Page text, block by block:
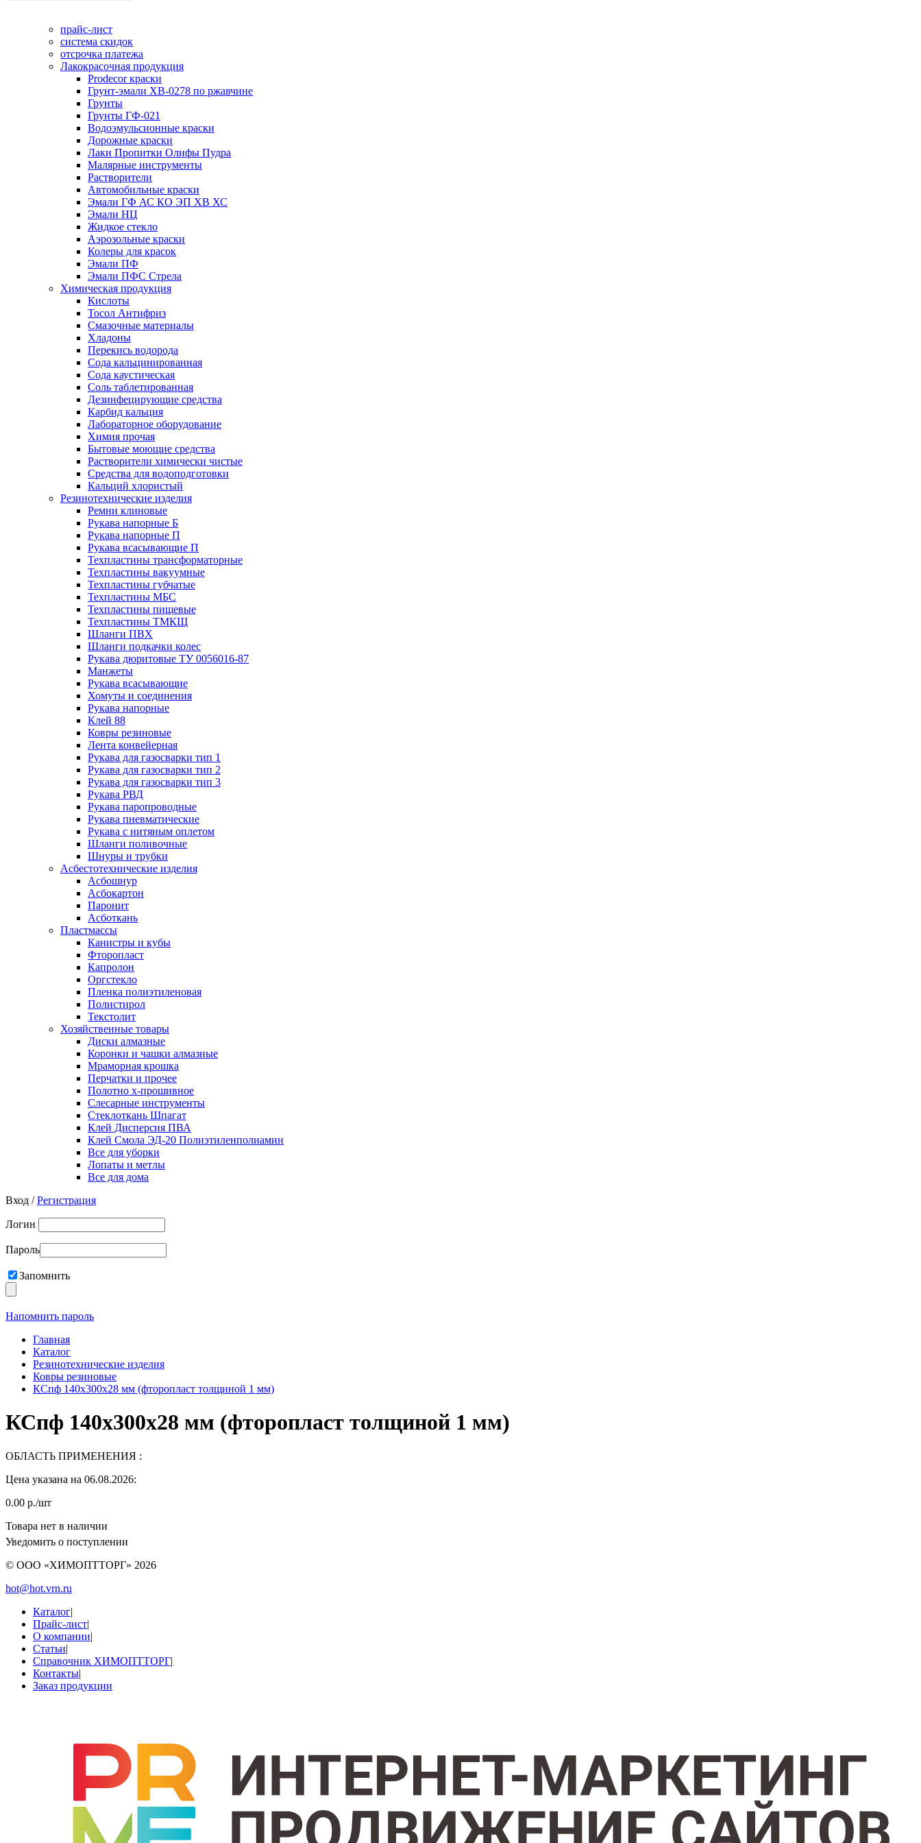
прайс-лист
система скидок
отсрочка платежа
Лакокрасочная продукция
Prodecor краски
Грунт-эмали ХВ-0278 по ржавчине
Грунты
Грунты ГФ-021
Водоэмульсионные краски
Дорожные краски
Лаки Пропитки Олифы Пудра
Малярные инструменты
Растворители
Автомобильные краски
Эмали ГФ АС КО ЭП ХВ ХС
Эмали НЦ
Жидкое стекло
Аэрозольные краски
Колеры для красок
Эмали ПФ
Эмали ПФС Стрела
Химическая продукция
Кислоты
Тосол Антифриз
Смазочные материалы
Хладоны
Перекись водорода
Сода кальцинированная
Сода каустическая
Соль таблетированная
Дезинфецирующие средства
Карбид кальция
Лабораторное оборудование
Химия прочая
Бытовые моющие средства
Растворители химически чистые
Средства для водоподготовки
Кальций хлористый
Резинотехнические изделия
Ремни клиновые
Рукава напорные Б
Рукава напорные П
Рукава всасывающие П
Техпластины трансформаторные
Техпластины вакуумные
Техпластины губчатые
Техпластины МБС
Техпластины пищевые
Техпластины ТМКЩ
Шланги ПВХ
Шланги подкачки колес
Рукава дюритовые ТУ 0056016-87
Манжеты
Рукава всасывающие
Хомуты и соединения
Рукава напорные
Клей 88
Ковры резиновые
Лента конвейерная
Рукава для газосварки тип 1
Рукава для газосварки тип 2
Рукава для газосварки тип 3
Рукава РВД
Рукава паропроводные
Рукава пневматические
Рукава с нитяным оплетом
Шланги поливочные
Шнуры и трубки
Асбестотехнические изделия
Асбошнур
Асбокартон
Паронит
Асботкань
Пластмассы
Канистры и кубы
Фторопласт
Капролон
Оргстекло
Пленка полиэтиленовая
Полистирол
Текстолит
Хозяйственные товары
Диски алмазные
Коронки и чашки алмазные
Мраморная крошка
Перчатки и прочее
Полотно х-прошивное
Слесарные инструменты
Стеклоткань Шпагат
Клей Дисперсия ПВА
Клей Смола ЭД-20 Полиэтиленполиамин
Все для уборки
Лопаты и метлы
Все для дома
Вход /Регистрация
Логин
Пароль
Запомнить
Напомнить пароль
Главная
Каталог
Резинотехнические изделия
Ковры резиновые
КСпф 140х300х28 мм (фторопласт толщиной 1 мм)
КСпф 140х300х28 мм (фторопласт толщиной 1 мм)
ОБЛАСТЬ ПРИМЕНЕНИЯ :
Цена указана на 06.08.2026:
0.00 р./шт
Товара нет в наличии
Уведомить о поступлении
© ООО «ХИМОПТТОРГ» 2026
hot@hot.vrn.ru
Каталог|
Прайс-лист|
О компании|
Статьи|
Справочник ХИМОПТТОРГ|
Контакты|
Заказ продукции